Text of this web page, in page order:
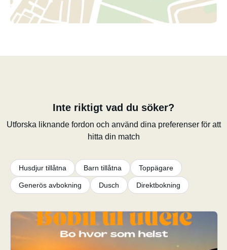
Inte riktigt vad du söker?
Utforska liknande fordon och använd dina preferenser för att
hitta din match
Husdjur tillåtna Barn tillåtna Toppägare
Generös avbokning Dusch Direktbokning